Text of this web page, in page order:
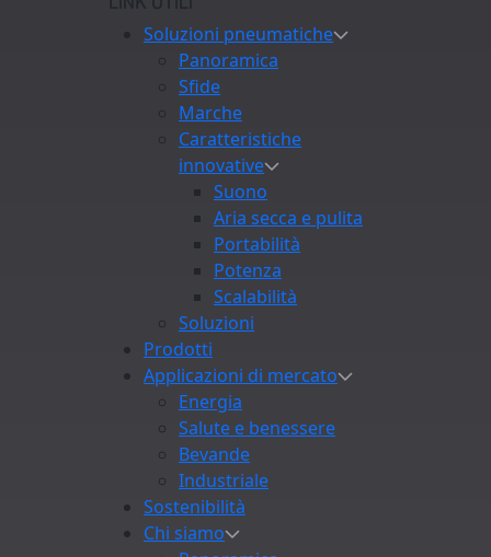
Soluzioni pneumatiche
Panoramica
Sfide
Marche
Caratteristiche
innovative
Suono
Aria secca e pulita
Portabilità
Potenza
Scalabilità
Soluzioni
Prodotti
Applicazioni di mercato
Energia
Salute e benessere
Bevande
Industriale
Sostenibilità
Chi siamo